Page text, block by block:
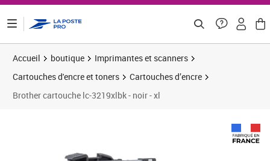
Accueil boutique
Imprimantes et scanners
Cartouches d'encre et toners
Cartouches d’encre
Brother cartouche lc-3219xlbk - noir - xl